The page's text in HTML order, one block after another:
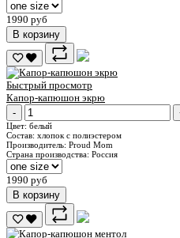
1990 руб
В корзину
Быстрый просмотр
Капор-капюшон экрю
-
Цвет: белый
Состав: хлопок с полиэстером
Производитель: Proud Mom
Страна производства: Россия
1990 руб
В корзину